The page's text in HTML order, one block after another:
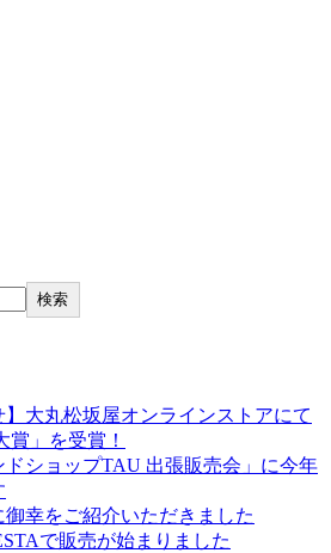
検索
】大丸松坂屋オンラインストアにて
賞」を受賞！
ドショップTAU 出張販売会」に今年
御幸をご紹介いただきました
で販売が始まりました